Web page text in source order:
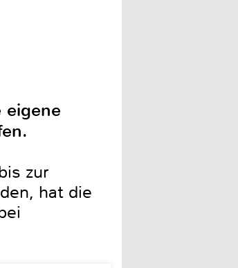
eigene
zur
hat die